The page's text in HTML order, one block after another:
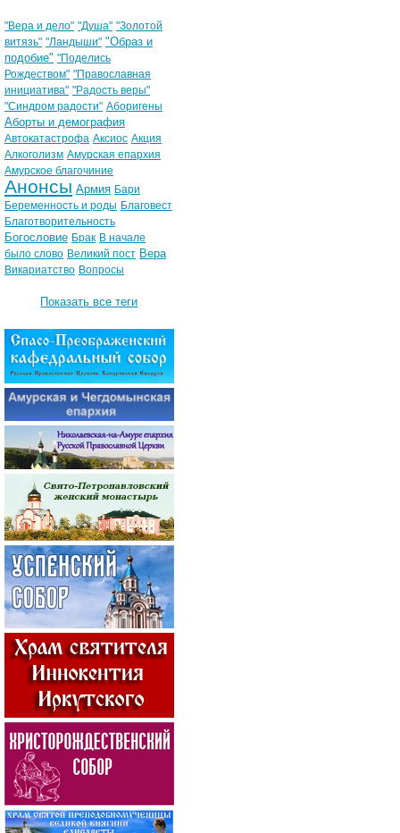
"Вера и дело" "Душа" "Золотой
витязь" "Ландыши" "Образ и
подобие" "Поделись
Рождеством" "Православная
инициатива" "Радость веры"
"Синдром радости" Аборигены
Аборты и демография
Автокатастрофа Аксиос Акция
Алкоголизм Амурская епархия
Амурское благочиние
Анонсы Армия Бари
Беременность и роды Благовест
Благотворительность
Богословие Брак В начале
было слово Великий пост Вера
Викариатство Вопросы
Показать все теги